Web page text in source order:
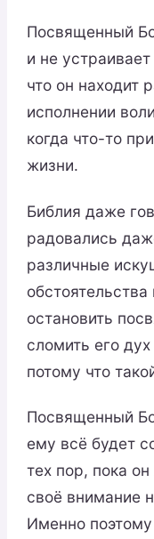
Посвященный
и не
что он находит
исполнении
когда что-то
жизни.
Библия даже
радовались
различные
остановить
сломить его
потому что
Посвященный
ему всё будет
тех пор, пока
своё внимание
Именно